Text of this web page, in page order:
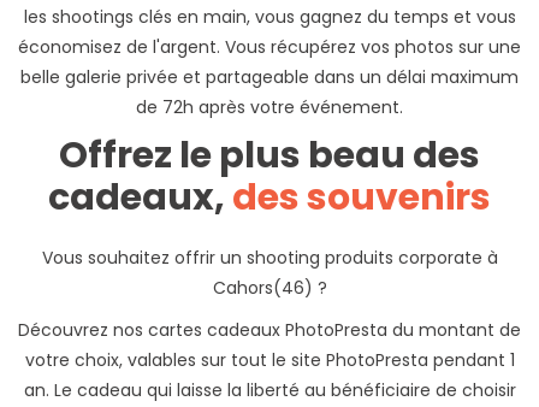
les shootings clés en main, vous gagnez du temps et vous
économisez de l'argent. Vous récupérez vos photos sur une
belle galerie privée et partageable dans un délai maximum
de 72h après votre événement.
Offrez le plus beau des
cadeaux,des souvenirs
Vous souhaitez offrir un shooting produits corporate à
Cahors(46) ?
Découvrez nos cartes cadeaux PhotoPresta du montant de
votre choix, valables sur tout le site PhotoPresta pendant 1
an. Le cadeau qui laisse la liberté au bénéficiaire de choisir